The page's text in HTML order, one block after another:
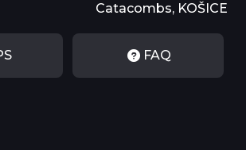
Catacombs, KOŠICE
FAQ